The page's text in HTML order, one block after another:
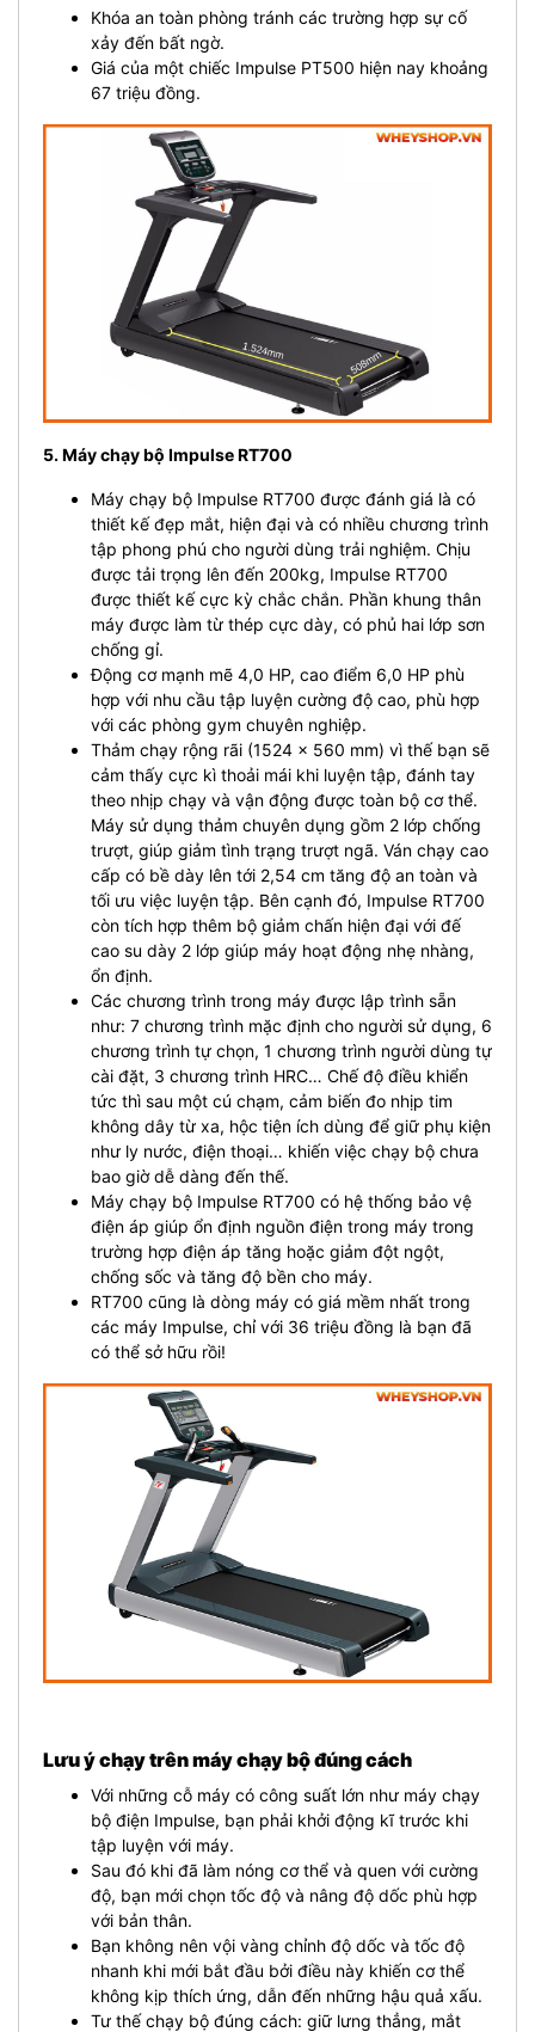
Khóa an toàn phòng tránh các trường hợp sự cố
xảy đến bất ngờ.
Giá của một chiếc Impulse PT500 hiện nay khoảng
67 triệu đồng.
5. Máy chạy bộ Impulse RT700
Máy chạy bộ Impulse RT700 được đánh giá là có
thiết kế đẹp mắt, hiện đại và có nhiều chương trình
tập phong phú cho người dùng trải nghiệm. Chịu
được tải trọng lên đến 200kg, Impulse RT700
được thiết kế cực kỳ chắc chắn. Phần khung thân
máy được làm từ thép cực dày, có phủ hai lớp sơn
chống gỉ.
Động cơ mạnh mẽ 4,0 HP, cao điểm 6,0 HP phù
hợp với nhu cầu tập luyện cường độ cao, phù hợp
với các phòng gym chuyên nghiệp.
Thảm chạy rộng rãi (1524 x 560 mm) vì thế bạn sẽ
cảm thấy cực kì thoải mái khi luyện tập, đánh tay
theo nhịp chạy và vận động được toàn bộ cơ thể.
Máy sử dụng thảm chuyên dụng gồm 2 lớp chống
trượt, giúp giảm tình trạng trượt ngã. Ván chạy cao
cấp có bề dày lên tới 2,54 cm tăng độ an toàn và
tối ưu việc luyện tập. Bên cạnh đó, Impulse RT700
còn tích hợp thêm bộ giảm chấn hiện đại với đế
cao su dày 2 lớp giúp máy hoạt động nhẹ nhàng,
ổn định.
Các chương trình trong máy được lập trình sẵn
như: 7 chương trình mặc định cho người sử dụng, 6
chương trình tự chọn, 1 chương trình người dùng tự
cài đặt, 3 chương trình HRC… Chế độ điều khiển
tức thì sau một cú chạm, cảm biến đo nhịp tim
không dây từ xa, hộc tiện ích dùng để giữ phụ kiện
như ly nước, điện thoại… khiến việc chạy bộ chưa
bao giờ dễ dàng đến thế.
Máy chạy bộ Impulse RT700 có hệ thống bảo vệ
điện áp giúp ổn định nguồn điện trong máy trong
trường hợp điện áp tăng hoặc giảm đột ngột,
chống sốc và tăng độ bền cho máy.
RT700 cũng là dòng máy có giá mềm nhất trong
các máy Impulse, chỉ với 36 triệu đồng là bạn đã
có thể sở hữu rồi!
Lưu ý chạy trên máy chạy bộ đúng cách
Với những cỗ máy có công suất lớn như máy chạy
bộ điện Impulse, bạn phải khởi động kĩ trước khi
tập luyện với máy.
Sau đó khi đã làm nóng cơ thể và quen với cường
độ, bạn mới chọn tốc độ và nâng độ dốc phù hợp
với bản thân.
Bạn không nên vội vàng chỉnh độ dốc và tốc độ
nhanh khi mới bắt đầu bởi điều này khiến cơ thể
không kịp thích ứng, dẫn đến những hậu quả xấu.
Tư thế chạy bộ đúng cách: giữ lưng thẳng, mắt